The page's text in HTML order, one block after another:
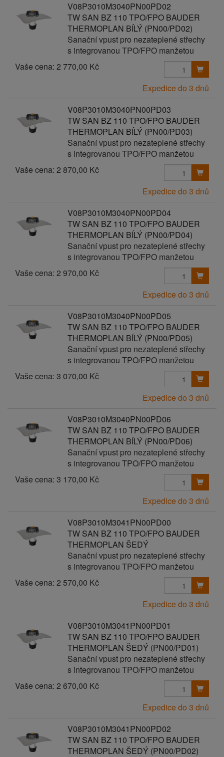
V08P3010M3040PN00PD02
TW SAN BZ 110 TPO/FPO BAUDER
THERMOPLAN BÍLÝ (PN00/PD02)
Sanační vpust pro nezateplené střechy
s integrovanou TPO/FPO manžetou
Vaše cena: 2 770,00 Kč
Expedice do 3 dnů
V08P3010M3040PN00PD03
TW SAN BZ 110 TPO/FPO BAUDER
THERMOPLAN BÍLÝ (PN00/PD03)
Sanační vpust pro nezateplené střechy
s integrovanou TPO/FPO manžetou
Vaše cena: 2 870,00 Kč
Expedice do 3 dnů
V08P3010M3040PN00PD04
TW SAN BZ 110 TPO/FPO BAUDER
THERMOPLAN BÍLÝ (PN00/PD04)
Sanační vpust pro nezateplené střechy
s integrovanou TPO/FPO manžetou
Vaše cena: 2 970,00 Kč
Expedice do 3 dnů
V08P3010M3040PN00PD05
TW SAN BZ 110 TPO/FPO BAUDER
THERMOPLAN BÍLÝ (PN00/PD05)
Sanační vpust pro nezateplené střechy
s integrovanou TPO/FPO manžetou
Vaše cena: 3 070,00 Kč
Expedice do 3 dnů
V08P3010M3040PN00PD06
TW SAN BZ 110 TPO/FPO BAUDER
THERMOPLAN BÍLÝ (PN00/PD06)
Sanační vpust pro nezateplené střechy
s integrovanou TPO/FPO manžetou
Vaše cena: 3 170,00 Kč
Expedice do 3 dnů
V08P3010M3041PN00PD00
TW SAN BZ 110 TPO/FPO BAUDER
THERMOPLAN ŠEDÝ
Sanační vpust pro nezateplené střechy
s integrovanou TPO/FPO manžetou
Vaše cena: 2 570,00 Kč
Expedice do 3 dnů
V08P3010M3041PN00PD01
TW SAN BZ 110 TPO/FPO BAUDER
THERMOPLAN ŠEDÝ (PN00/PD01)
Sanační vpust pro nezateplené střechy
s integrovanou TPO/FPO manžetou
Vaše cena: 2 670,00 Kč
Expedice do 3 dnů
V08P3010M3041PN00PD02
TW SAN BZ 110 TPO/FPO BAUDER
THERMOPLAN ŠEDÝ (PN00/PD02)